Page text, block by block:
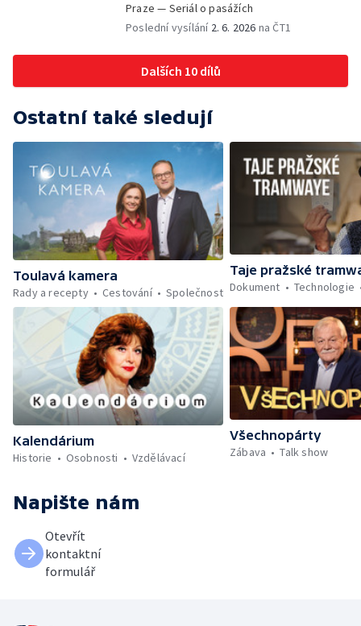
Praze — Seriál o pasážích
Poslední vysílání 2. 6. 2026 na ČT1
Dalších 10 dílů
Ostatní také sledují
Toulavá kamera
Rady a recepty
Cestování Společnost
Taje pražské
Dokument
Technologie
Kalendárium
Historie
Osobnosti Vzdělávací
Všechnopárty
Zábava
Talk show
Napište nám
Otevřít
kontaktní
formulář